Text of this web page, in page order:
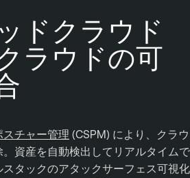
ドクラウド
ラウドの可
スチャー管理 (CSPM) により、クラウ
。資産を自動検出してリアルタイムで
タックのアタックサーフェス可視化